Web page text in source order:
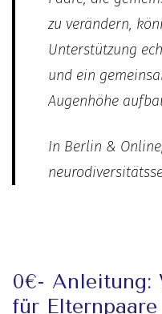
zu verändern,
Unterstützung
und ein
Augenhöhe
In Berlin &
0€- Anleitung:
für Elternpaare